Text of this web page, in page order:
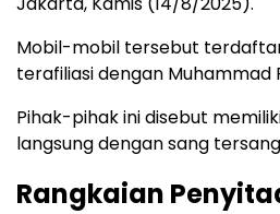
Mobil-mobil tersebut
terafiliasi dengan Muhammad
Pihak-pihak ini disebut
langsung dengan sang
Rangkaian